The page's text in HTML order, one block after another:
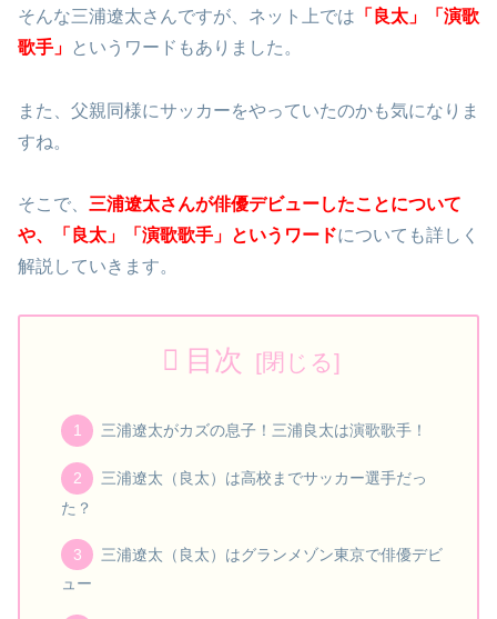
そんな三浦遼太さんですが、ネット上では 「良太」「演歌
歌手」
というワードもありました。
また、父親同様にサッカーをやっていたのかも気になりま
すね。
そこで、 三浦遼太さんが俳優デビューしたことについて
や、「良太」「演歌歌手」というワードについても詳しく
解説していきます。
目次
三浦遼太がカズの息子！三浦良太は演歌歌手！
三浦遼太（良太）は高校までサッカー選手だっ
た？
三浦遼太（良太）はグランメゾン東京で俳優デビ
ュー